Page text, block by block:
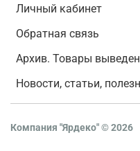
Личный кабинет
Обратная связь
Архив. Товары
Новости, статьи,
Компания "Ярдеко"©2026